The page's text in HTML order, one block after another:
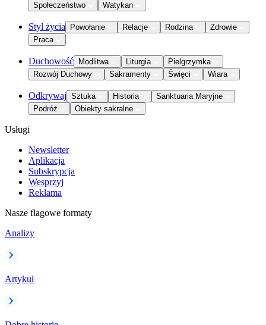
Społeczeństwo
Watykan
Styl życia Powołanie Relacje Rodzina
Zdrowie
Praca
Duchowość Modlitwa Liturgia
Pielgrzymka
Rozwój Duchowy
Sakramenty Święci Wiara
Odkrywaj Sztuka Historia
Sanktuaria Maryjne
Podróż
Obiekty sakralne
Usługi
Newsletter
Aplikacja
Subskrypcja
Wesprzyj
Reklama
Nasze flagowe formaty
Analizy
Artykuł